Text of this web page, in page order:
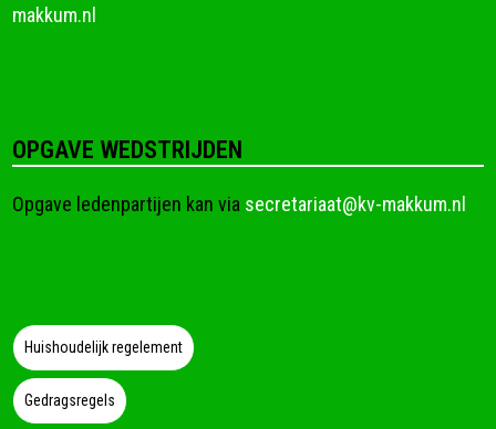
makkum.nl
OPGAVE WEDSTRIJDEN
Opgave ledenpartijen kan via secretariaat@kv-makkum.nl
Huishoudelijk regelement
Gedragsregels